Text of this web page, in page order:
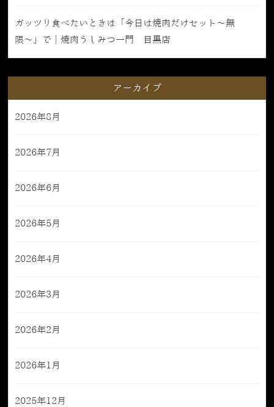
ガッツリ食べたいときは「今日は焼肉だけセット〜無
限〜」で｜焼肉うしみつ一門 目黒店
アーカイブ
2026年8月
2026年7月
2026年6月
2026年5月
2026年4月
2026年3月
2026年2月
2026年1月
2025年12月